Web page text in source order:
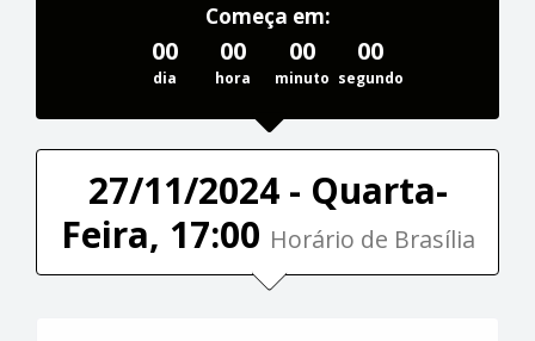
Começa em:
00
dia
00
hora
00
minuto
00
segundo
27/11/2024 - Quarta-
Feira, 17:00 Horário de Brasília